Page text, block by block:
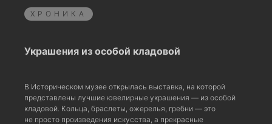
ХРОНИКА
Украшения из особой кладовой
В Историческом музее открылась выставка, на которой
представлены лучшие ювелирные украшения — из особой
кладовой. Кольца, браслеты, ожерелья, гребни — это
не просто произведения искусства, а прекрасные